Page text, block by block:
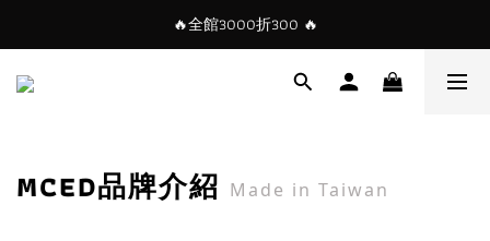
🔥全館3000折300 🔥
MCED品牌介紹 Made in Taiwan